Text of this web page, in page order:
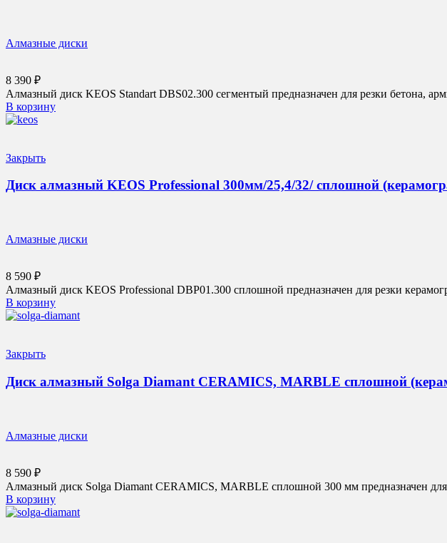
Алмазные диски
8 390 ₽
Алмазный диск KEOS Standart DBS02.300 сегментый предназначен для резки бетона,
В корзину
Закрыть
Диск алмазный KEOS Professional 300мм/25,4/32/ сплошной
Алмазные диски
8 590 ₽
Алмазный диск KEOS Professional DBP01.300 сплошной предназначен для резки
В корзину
Закрыть
Диск алмазный Solga Diamant CERAMICS, MARBLE сплошной
Алмазные диски
8 590 ₽
Алмазный диск Solga Diamant CERAMICS, MARBLE сплошной 300 мм предназначен
В корзину